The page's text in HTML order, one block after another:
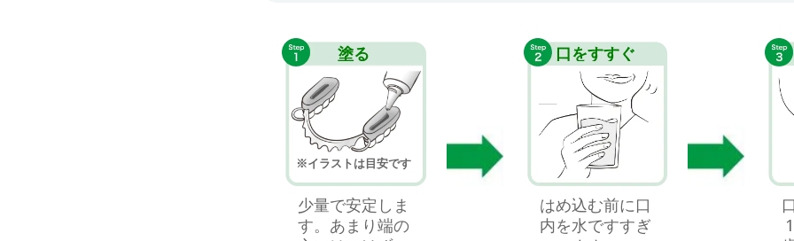
塗る
※イラストは⽬安です
少量で安定しま
す。あまり端の
⼝をすすぐ
はめ込む前に⼝
内を⽔ですすぎ